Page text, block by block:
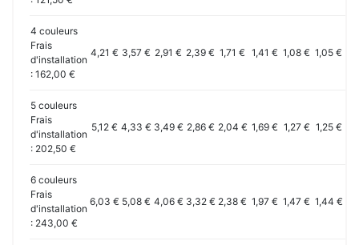
4 couleurs
Frais
d'installation
: 162,00 €
4,21 € 3,57 € 2,91 € 2,39 € 1,71 € 1,41 € 1,08 € 1,05 €
5 couleurs
Frais
d'installation
: 202,50 €
5,12 € 4,33 € 3,49 € 2,86 € 2,04 € 1,69 € 1,27 € 1,25 €
6 couleurs
Frais
d'installation
: 243,00 €
6,03 € 5,08 € 4,06 € 3,32 € 2,38 € 1,97 € 1,47 € 1,44 €